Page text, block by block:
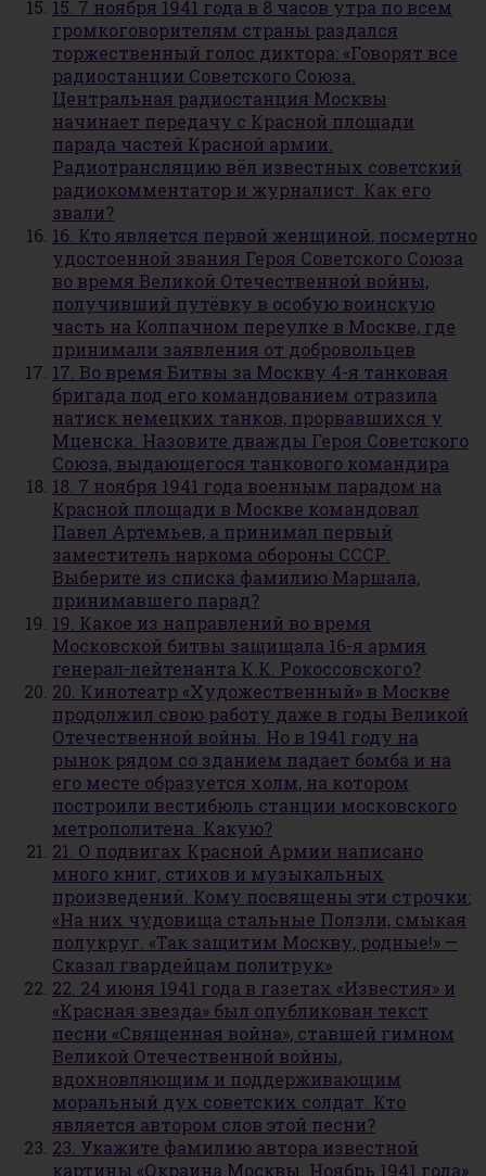
15. 7 ноября 1941 года в 8 часов утра по всем
громкоговорителям страны раздался
торжественный голос диктора: «Говорят все
радиостанции Советского Союза.
Центральная радиостанция Москвы
начинает передачу с Красной площади
парада частей Красной армии.
Радиотрансляцию вёл известных советский
радиокомментатор и журналист. Как его
звали?
16. Кто является первой женщиной, посмертно
удостоенной звания Героя Советского Союза
во время Великой Отечественной войны,
получивший путёвку в особую воинскую
часть на Колпачном переулке в Москве, где
принимали заявления от добровольцев
17. Во время Битвы за Москву 4-я танковая
бригада под его командованием отразила
натиск немецких танков, прорвавшихся у
Мценска. Назовите дважды Героя Советского
Союза, выдающегося танкового командира
18. 7 ноября 1941 года военным парадом на
Красной площади в Москве командовал
Павел Артемьев, а принимал первый
заместитель наркома обороны СССР.
Выберите из списка фамилию Маршала,
принимавшего парад?
19. Какое из направлений во время
Московской битвы защищала 16-я армия
генерал-лейтенанта К.К. Рокоссовского?
20. Кинотеатр «Художественный» в Москве
продолжил свою работу даже в годы Великой
Отечественной войны. Но в 1941 году на
рынок рядом со зданием падает бомба и на
его месте образуется холм, на котором
построили вестибюль станции московского
метрополитена. Какую?
21. О подвигах Красной Армии написано
много книг, стихов и музыкальных
произведений. Кому посвящены эти строчки:
«На них чудовища стальные Ползли, смыкая
полукруг. «Так защитим Москву, родные!» —
Сказал гвардейцам политрук»
22. 24 июня 1941 года в газетах «Известия» и
«Красная звезда» был опубликован текст
песни «Священная война», ставшей гимном
Великой Отечественной войны,
вдохновляющим и поддерживающим
моральный дух советских солдат. Кто
является автором слов этой песни?
23. Укажите фамилию автора известной
картины «Окраина Москвы. Ноябрь 1941 года»